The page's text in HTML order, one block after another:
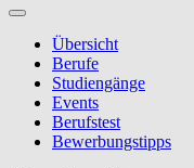
Übersicht
Berufe
Studiengänge
Events
Berufstest
Bewerbungstipps